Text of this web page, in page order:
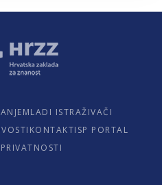
MLADI ISTRAŽIVAČI
KONTAKTI SP PORTAL